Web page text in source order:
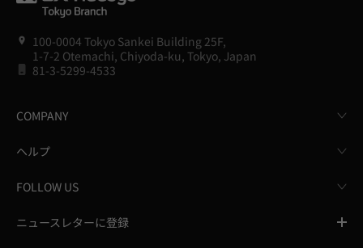
100-0004 Tokyo Sankei Building 25F,
1-7-2 Otemachi, Chiyoda-ku, Tokyo, Japan
81-3-5299-4533
COMPANY
ヘルプ
FOLLOW US
ニュースレターに登録